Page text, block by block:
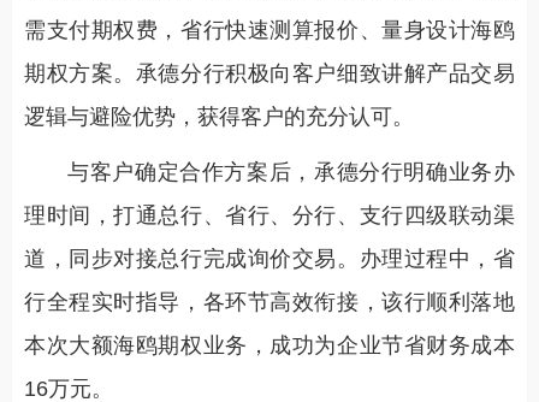
需支付期权费，省行快速测算报价、量身设计海鸥
期权方案。承德分行积极向客户细致讲解产品交易
逻辑与避险优势，获得客户的充分认可。
与客户确定合作方案后，承德分行明确业务办
理时间，打通总行、省行、分行、支行四级联动渠
道，同步对接总行完成询价交易。办理过程中，省
行全程实时指导，各环节高效衔接，该行顺利落地
本次大额海鸥期权业务，成功为企业节省财务成本
16万元。